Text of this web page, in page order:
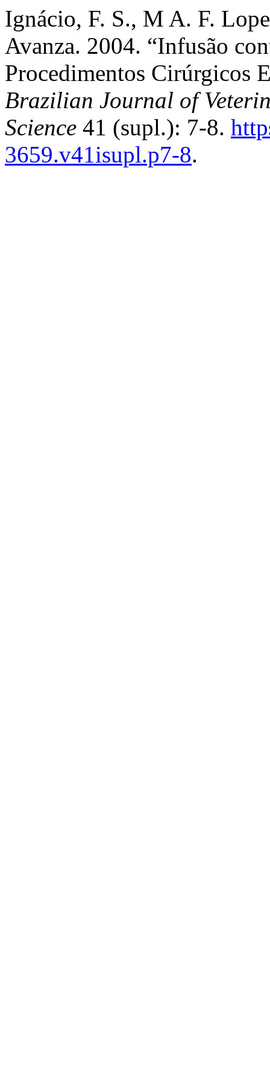
Ignácio, F. S., M A. F.
Avanza. 2004. “Infusão
Procedimentos Cirúrgicos
Brazilian Journal of
Science 41 (supl.): 7-8.
3659.v41isupl.p7-8.